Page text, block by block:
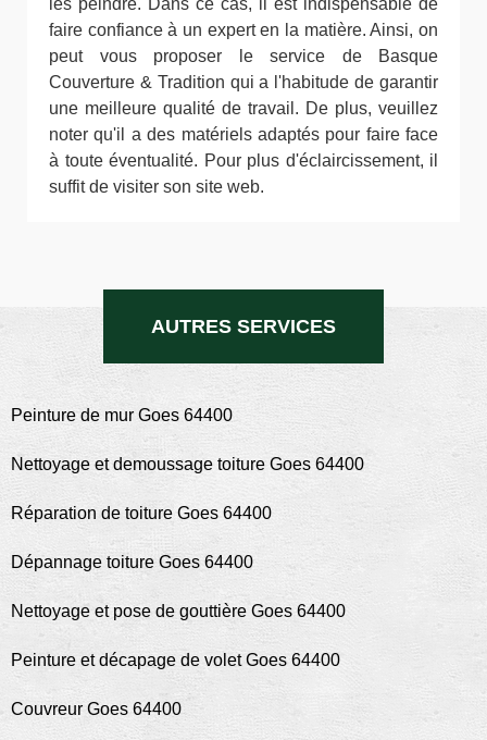
les peindre. Dans ce cas, il est indispensable de
faire confiance à un expert en la matière. Ainsi, on
peut vous proposer le service de Basque
Couverture & Tradition qui a l'habitude de garantir
une meilleure qualité de travail. De plus, veuillez
noter qu'il a des matériels adaptés pour faire face
à toute éventualité. Pour plus d'éclaircissement, il
suffit de visiter son site web.
AUTRES SERVICES
Peinture de mur Goes 64400
Nettoyage et demoussage toiture Goes 64400
Réparation de toiture Goes 64400
Dépannage toiture Goes 64400
Nettoyage et pose de gouttière Goes 64400
Peinture et décapage de volet Goes 64400
Couvreur Goes 64400